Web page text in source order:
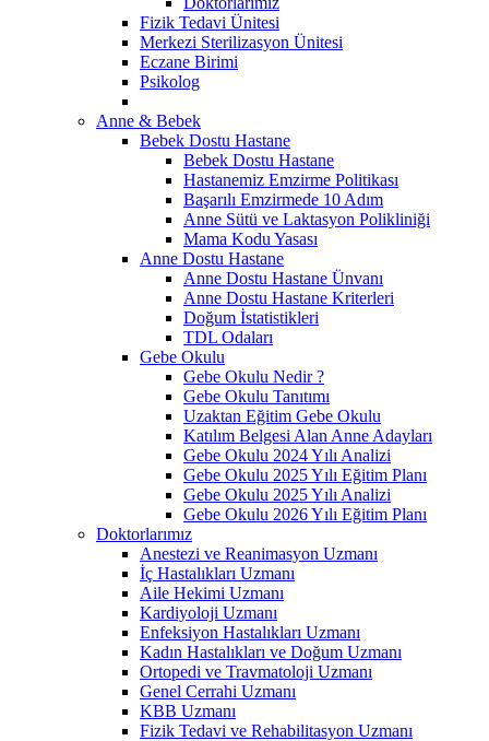
Fizik Tedavi Ünitesi
Merkezi Sterilizasyon Ünitesi
Eczane Birimi
Psikolog
Anne & Bebek
Bebek Dostu Hastane
Bebek Dostu Hastane
Hastanemiz Emzirme Politikası
Başarılı Emzirmede 10 Adım
Anne Sütü ve Laktasyon Polikliniği
Mama Kodu Yasası
Anne Dostu Hastane
Anne Dostu Hastane Ünvanı
Anne Dostu Hastane Kriterleri
Doğum İstatistikleri
TDL Odaları
Gebe Okulu
Gebe Okulu Nedir ?
Gebe Okulu Tanıtımı
Uzaktan Eğitim Gebe Okulu
Katılım Belgesi Alan Anne Adayları
Gebe Okulu 2024 Yılı Analizi
Gebe Okulu 2025 Yılı Eğitim Planı
Gebe Okulu 2025 Yılı Analizi
Gebe Okulu 2026 Yılı Eğitim Planı
Doktorlarımız
Anestezi ve Reanimasyon Uzmanı
İç Hastalıkları Uzmanı
Aile Hekimi Uzmanı
Kardiyoloji Uzmanı
Enfeksiyon Hastalıkları Uzmanı
Kadın Hastalıkları ve Doğum Uzmanı
Ortopedi ve Travmatoloji Uzmanı
Genel Cerrahi Uzmanı
KBB Uzmanı
Fizik Tedavi ve Rehabilitasyon Uzmanı